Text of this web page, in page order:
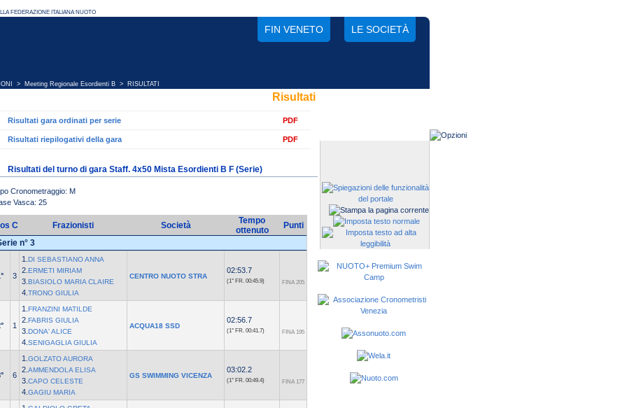
FIN VENETO LE SOCIETÀ
> Meeting Regionale Esordienti B > RISULTATI
Risultati
Risultati gara ordinati per serie PDF
Risultati riepilogativi della gara PDF
Risultati del turno di gara Staff. 4x50 Mista Esordienti B F (Serie)
Cronometraggio: M
Vasca: 25
C Frazionisti Società
Tempo
ottenuto
Punti
n° 3
3
1. DI SEBASTIANO ANNA
2. ERMETI MIRIAM
3. BIASIOLO MARIA CLAIRE
4. TRONO GIULIA
CENTRO NUOTO STRA
02:53.7
(1° FR. 00:45.9) FINA 205
1
1. FRANZINI MATILDE
2. FABRIS GIULIA
3. DONA' ALICE
4. SENIGAGLIA GIULIA
ACQUA18 SSD
02:56.7
(1° FR. 00:41.7) FINA 195
6
1. GOLZATO AURORA
2. AMMENDOLA ELISA
3. CAPO CELESTE
4. GAGIU MARIA
GS SWIMMING VICENZA
03:02.2
(1° FR. 00:49.4) FINA 177